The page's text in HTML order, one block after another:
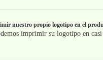
nuestro propio logotipo en el
imprimir su logotipo en